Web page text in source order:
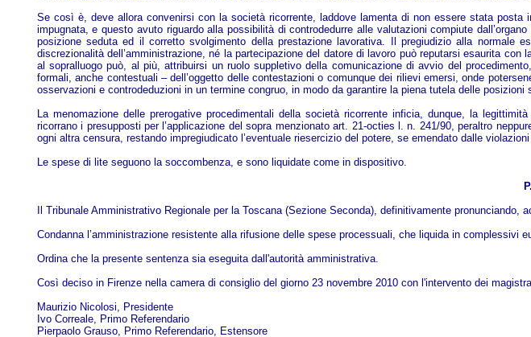
Se così è, deve allora convenirsi con la società ricorrente, laddove lamenta di non essere stata posta
impugnata, e questo avuto riguardo alla possibilità di controdedurre alle valutazioni compiute
posizione seduta ed il corretto svolgimento della prestazione lavorativa. Il pregiudizio alla
discrezionalità dell’amministrazione, né la partecipazione del datore di lavoro può reputarsi esaurita
al sopralluogo può, al più, attribuirsi un ruolo suppletivo della comunicazione di avvio del
formali, anche contestuali – dell’oggetto delle contestazioni o comunque dei rilievi emersi, onde
osservazioni e controdeduzioni in un termine congruo, in modo da garantire la piena tutela delle
La menomazione delle prerogative procedimentali della società ricorrente inficia, dunque, la
ricorrano i presupposti per l’applicazione del sopra menzionato art. 21-octies l. n. 241/90, peraltro
ogni altra censura, restando impregiudicato l’eventuale riesercizio del potere, se emendato dalle
Le spese di lite seguono la soccombenza, e sono liquidate come in dispositivo.
Il Tribunale Amministrativo Regionale per la Toscana (Sezione Seconda), definitivamente
Condanna l’amministrazione resistente alla rifusione delle spese processuali, che liquida in
Ordina che la presente sentenza sia eseguita dall'autorità amministrativa.
Così deciso in Firenze nella camera di consiglio del giorno 23 novembre 2010 con l'intervento dei
Maurizio Nicolosi, Presidente
Ivo Correale, Primo Referendario
Pierpaolo Grauso, Primo Referendario, Estensore